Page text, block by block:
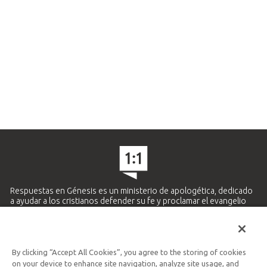
Respuestas en Génesis es un ministerio de apologética, dedicado
a ayudar a los cristianos defender su fe y proclamar el evangelio
Ministerio Hispano y Latinoamericano
By clicking “Accept All Cookies”, you agree to the storing of cookies
on your device to enhance site navigation, analyze site usage, and